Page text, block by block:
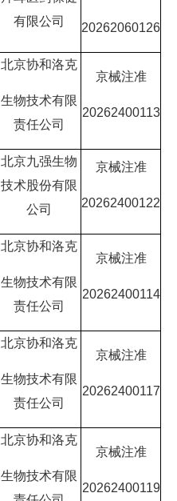
有限公司
20262060126
北京协和洛克
生物技术有限
责任公司
京械注准
20262400113
北京九强生物
技术股份有限
公司
京械注准
20262400122
北京协和洛克
生物技术有限
责任公司
京械注准
20262400114
北京协和洛克
生物技术有限
责任公司
京械注准
20262400117
北京协和洛克
生物技术有限
京械注准
20262400119